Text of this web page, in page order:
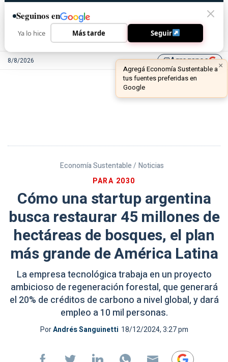
8/8/2026 library_addAgreganos
Economía Sustentable / Noticias
PARA 2030
Cómo una startup argentina
busca restaurar 45 millones de
hectáreas de bosques, el plan
más grande de América Latina
La empresa tecnológica trabaja en un proyecto
ambicioso de regeneración forestal, que generará
el 20% de créditos de carbono a nivel global, y dará
empleo a 10 mil personas.
PorAndrés Sanguinetti 18/12/2024, 3:27 pm
Seguinos en
Ya lo hice Más tarde Seguir